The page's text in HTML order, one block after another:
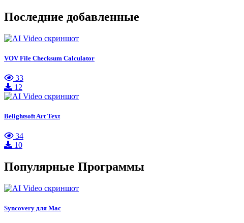
Последние добавленные
VOV File Checksum Calculator
33
12
Belightsoft Art Text
34
10
Популярные Программы
Syncovery для Mac